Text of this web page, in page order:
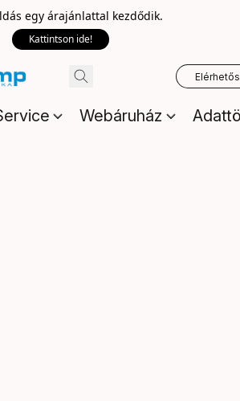
egy árajánlattal kezdődik.
Kattintson ide!
Webáruház